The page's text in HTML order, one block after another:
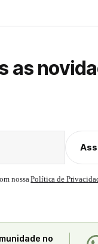
as
nossaPolítica de
no